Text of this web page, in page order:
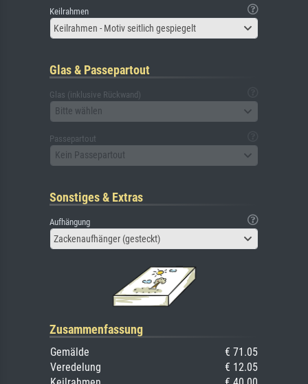
Keilrahmen
Keilrahmen - Motiv seitlich gespiegelt
Glas & Passepartout
Glas (inklusive Rückwand)
Bitte wählen
Passepartout
Kein Passepartout
Sonstiges & Extras
Aufhängung
Zackenaufhänger (gesteckt)
Zusammenfassung
Gemälde
€ 71.05
Veredelung
€ 12.05